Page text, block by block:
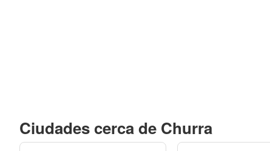
Ciudades cerca de Churra